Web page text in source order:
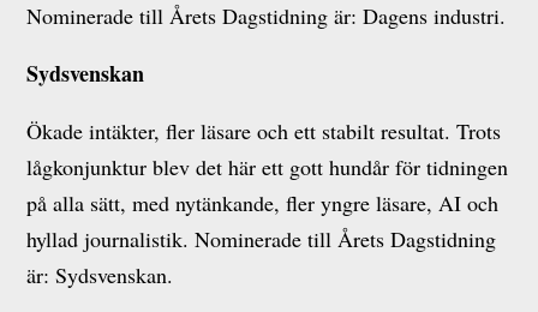
Nominerade till Årets Dagstidning är: Dagens industri.
Sydsvenskan
Ökade intäkter, fler läsare och ett stabilt resultat. Trots
lågkonjunktur blev det här ett gott hundår för tidningen
på alla sätt, med nytänkande, fler yngre läsare, AI och
hyllad journalistik. Nominerade till Årets Dagstidning
är: Sydsvenskan.